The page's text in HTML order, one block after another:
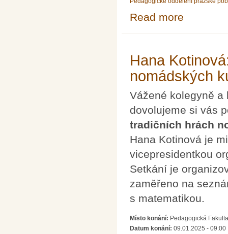
Read more
Hana
nomádských
Vážené kolegyně a
dovolujeme si vás
tradičních hrách
Hana Kotinová je
vicepresidentkou
Setkání je
zaměřeno na
s matematikou.
Místo konání: Pedagogická
Datum konání: 09.01.2025 - 09:00